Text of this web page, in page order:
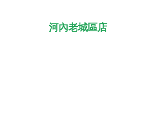
河內老城區店